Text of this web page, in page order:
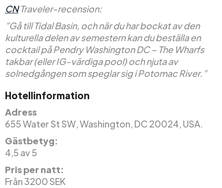
CNTraveler-recension:
”Gå till Tidal Basin, och när du har bockat av den
kulturella delen av semestern kan du beställa en
cocktail på Pendry Washington DC – The Wharfs
takbar (eller IG-värdiga pool) och njuta av
solnedgången som speglar sig i Potomac River.”
Hotellinformation
Adress
655 Water St SW, Washington, DC 20024, USA.
Gästbetyg:
4,5 av 5
Pris per natt:
Från 3200 SEK